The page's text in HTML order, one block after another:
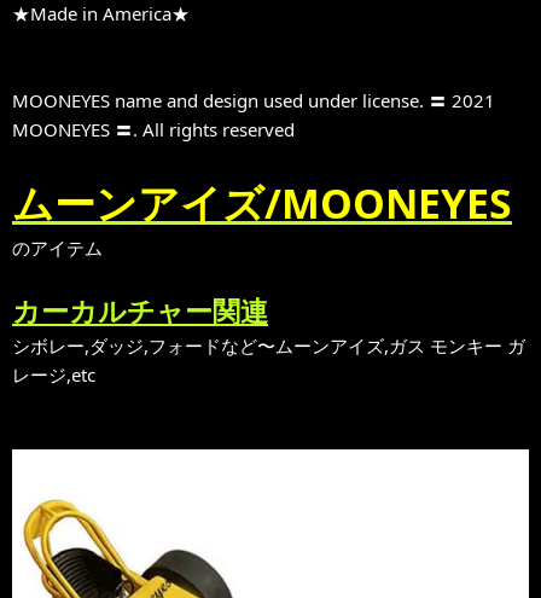
★Made in America★
MOONEYES name and design used under license. 〓 2021
MOONEYES 〓. All rights reserved
ムーンアイズ/MOONEYES
のアイテム
カーカルチャー関連
シボレー,ダッジ,フォードなど〜ムーンアイズ,ガス モンキー ガ
レージ,etc